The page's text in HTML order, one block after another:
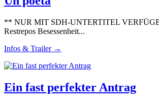
** NUR MIT SDH-UNTERTITEL
Restrepos Besessenheit...
Infos & Trailer →
Ein fast perfekter Antrag